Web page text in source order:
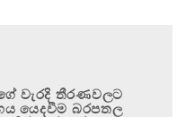
වැරදි තීරණවලට
යෙදවීම බරපතල